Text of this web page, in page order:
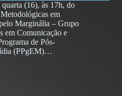
(16), às 17h, do
em
Marginália – Grupo
em Comunicação e
de Pós-
(PPgEM)…